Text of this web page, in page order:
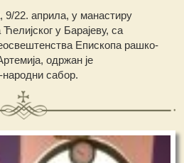
22. априла, у манастиру
у Барајеву, са
Епископа рашко-
одржан је
сабор.